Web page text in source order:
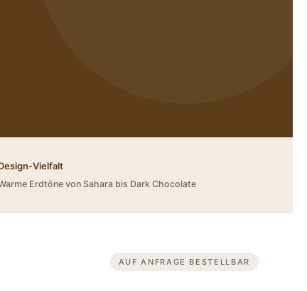
Vielfalt
Erdtöne von Sahara bis Dark Chocolate
AUF ANFRAGE BESTELLBAR